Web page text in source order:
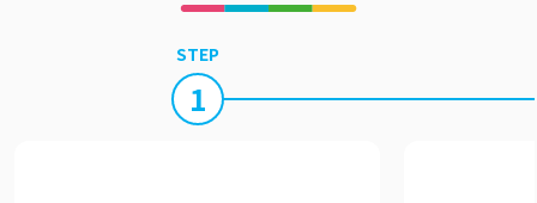
STEP
1